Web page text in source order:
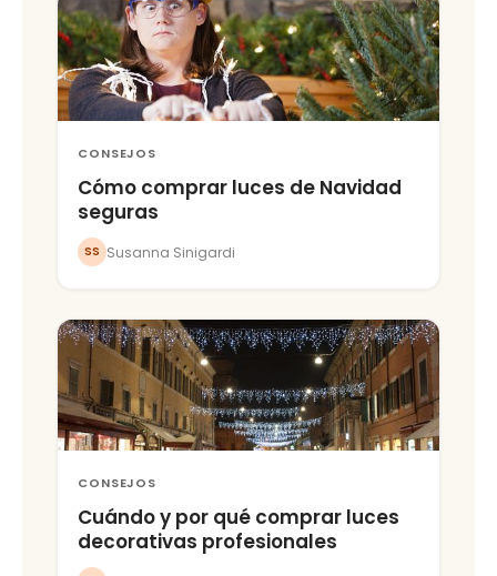
CONSEJOS
Cómo comprar luces de Navidad
seguras
SS Susanna Sinigardi
CONSEJOS
Cuándo y por qué comprar luces
decorativas profesionales